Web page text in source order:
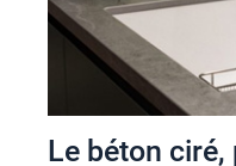
Le béton